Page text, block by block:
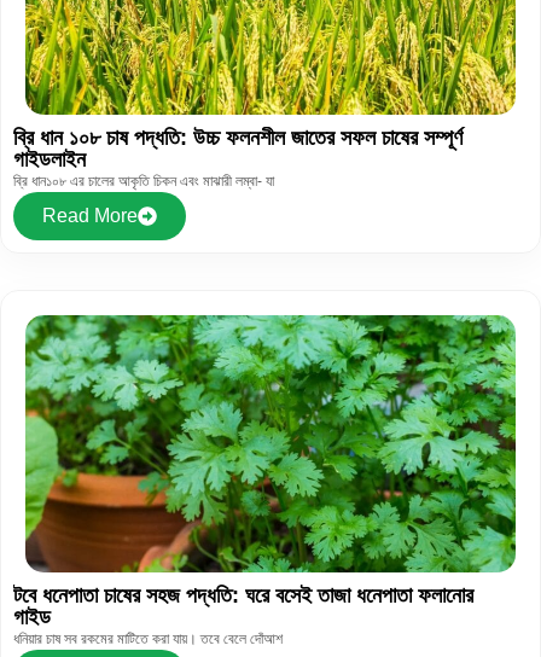
ব্রি ধান ১০৮ চাষ পদ্ধতি: উচ্চ ফলনশীল জাতের সফল চাষের সম্পূর্ণ
গাইডলাইন
ব্রি ধান১০৮ এর চালের আকৃতি চিকন এবং মাঝারী লম্বা- যা
Read More
টবে ধনেপাতা চাষের সহজ পদ্ধতি: ঘরে বসেই তাজা ধনেপাতা ফলানোর
গাইড
ধনিয়ার চাষ সব রকমের মাটিতে করা যায়। তবে বেলে দোঁআশ